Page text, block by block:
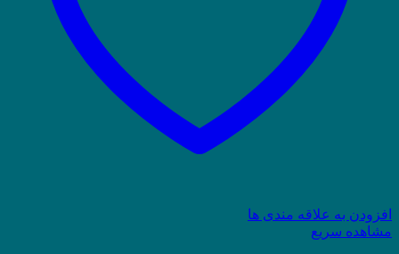
افزودن به علاقه مندی ها
مشاهده سریع